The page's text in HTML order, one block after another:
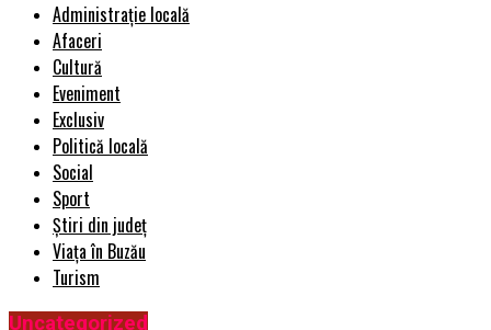
Administrație locală
Afaceri
Cultură
Eveniment
Exclusiv
Politică locală
Social
Sport
Știri din județ
Viața în Buzău
Turism
Uncategorized